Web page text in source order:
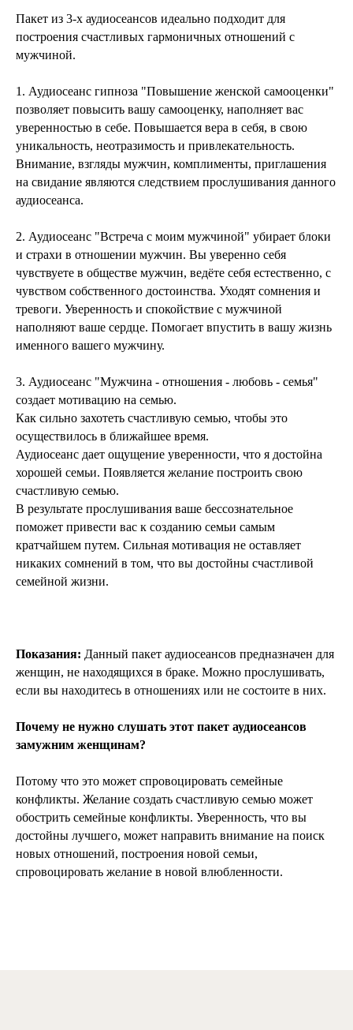
Пакет из 3-х аудиосеансов идеально подходит для
построения счастливых гармоничных отношений с
мужчиной.
1. Аудиосеанс гипноза "Повышение женской самооценки"
позволяет повысить вашу самооценку, наполняет вас
уверенностью в себе. Повышается вера в себя, в свою
уникальность, неотразимость и привлекательность.
Внимание, взгляды мужчин, комплименты, приглашения
на свидание являются следствием прослушивания данного
аудиосеанса.
2. Аудиосеанс "Встреча с моим мужчиной" убирает блоки
и страхи в отношении мужчин. Вы уверенно себя
чувствуете в обществе мужчин, ведёте себя естественно, с
чувством собственного достоинства. Уходят сомнения и
тревоги. Уверенность и спокойствие с мужчиной
наполняют ваше сердце. Помогает впустить в вашу жизнь
именного вашего мужчину.
3. Аудиосеанс "Мужчина - отношения - любовь - семья"
создает мотивацию на семью.
Как сильно захотеть счастливую семью, чтобы это
осуществилось в ближайшее время.
Аудиосеанс дает ощущение уверенности, что я достойна
хорошей семьи. Появляется желание построить свою
счастливую семью.
В результате прослушивания ваше бессознательное
поможет привести вас к созданию семьи самым
кратчайшем путем. Сильная мотивация не оставляет
никаких сомнений в том, что вы достойны счастливой
семейной жизни.
Показания: Данный пакет аудиосеансов предназначен для
женщин, не находящихся в браке. Можно прослушивать,
если вы находитесь в отношениях или не состоите в них.
Почему не нужно слушать этот пакет аудиосеансов
замужним женщинам?
Потому что это может спровоцировать семейные
конфликты. Желание создать счастливую семью может
обострить семейные конфликты. Уверенность, что вы
достойны лучшего, может направить внимание на поиск
новых отношений, построения новой семьи,
спровоцировать желание в новой влюбленности.